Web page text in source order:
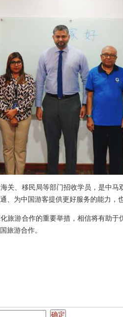
关、移民局等部门招收学员，是中
、为中国游客提供更好服务的能力，
旅游合作的重要举措，相信将有助
旅游合作。